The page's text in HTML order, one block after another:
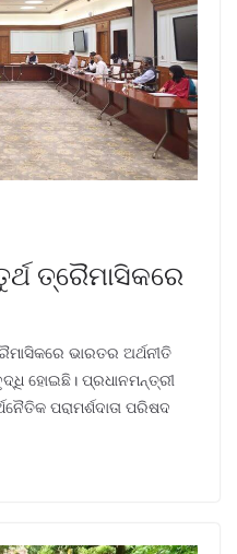
ତ୍ରୈମାସିକରେ
ଭାରତର ଅର୍ଥନୀତି
ହୋଇଛି। ପ୍ରଧାନମନ୍ତ୍ରୀ
ପରାମର୍ଶଦାତା ପରିଷଦ